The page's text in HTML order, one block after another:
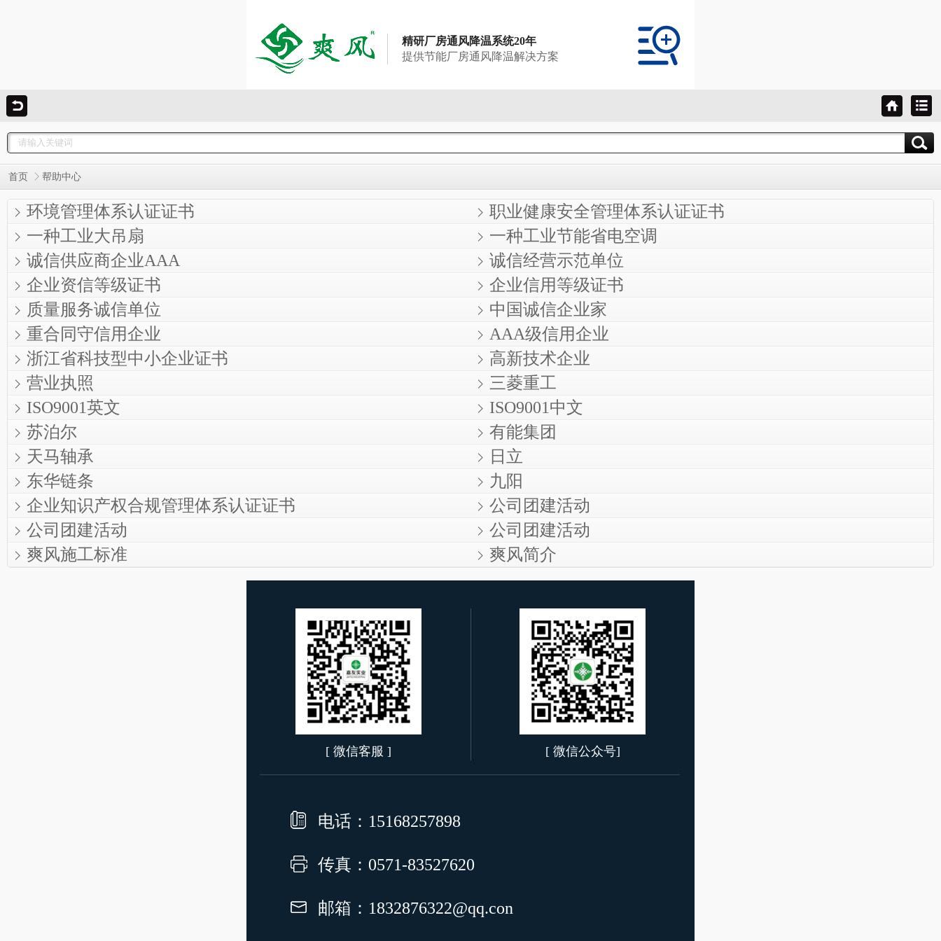
精研厂房通风降温系统20年
提供节能厂房通风降温解决方案
首页 帮助中心
环境管理体系认证证书
职业健康安全管理体系认证证书
一种工业大吊扇
一种工业节能省电空调
诚信供应商企业AAA
诚信经营示范单位
企业资信等级证书
企业信用等级证书
质量服务诚信单位
中国诚信企业家
重合同守信用企业
AAA级信用企业
浙江省科技型中小企业证书
高新技术企业
营业执照
三菱重工
ISO9001英文
ISO9001中文
苏泊尔
有能集团
天马轴承
日立
东华链条
九阳
企业知识产权合规管理体系认证证书
公司团建活动
公司团建活动
公司团建活动
爽风施工标准
爽风简介
[ 微信客服 ] [ 微信公众号]
电话：15168257898
传真：0571-83527620
邮箱：1832876322@qq.con